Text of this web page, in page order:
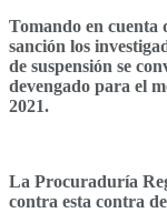
Tomando en cuenta
sanción los
de suspensión se
devengado para el
2021.
La Procuraduría
contra esta contra